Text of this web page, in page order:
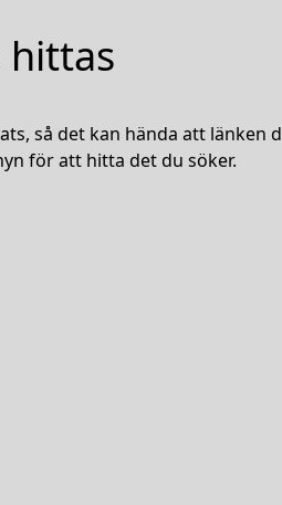
hittas
så det kan hända att länken
för att hitta det du söker.